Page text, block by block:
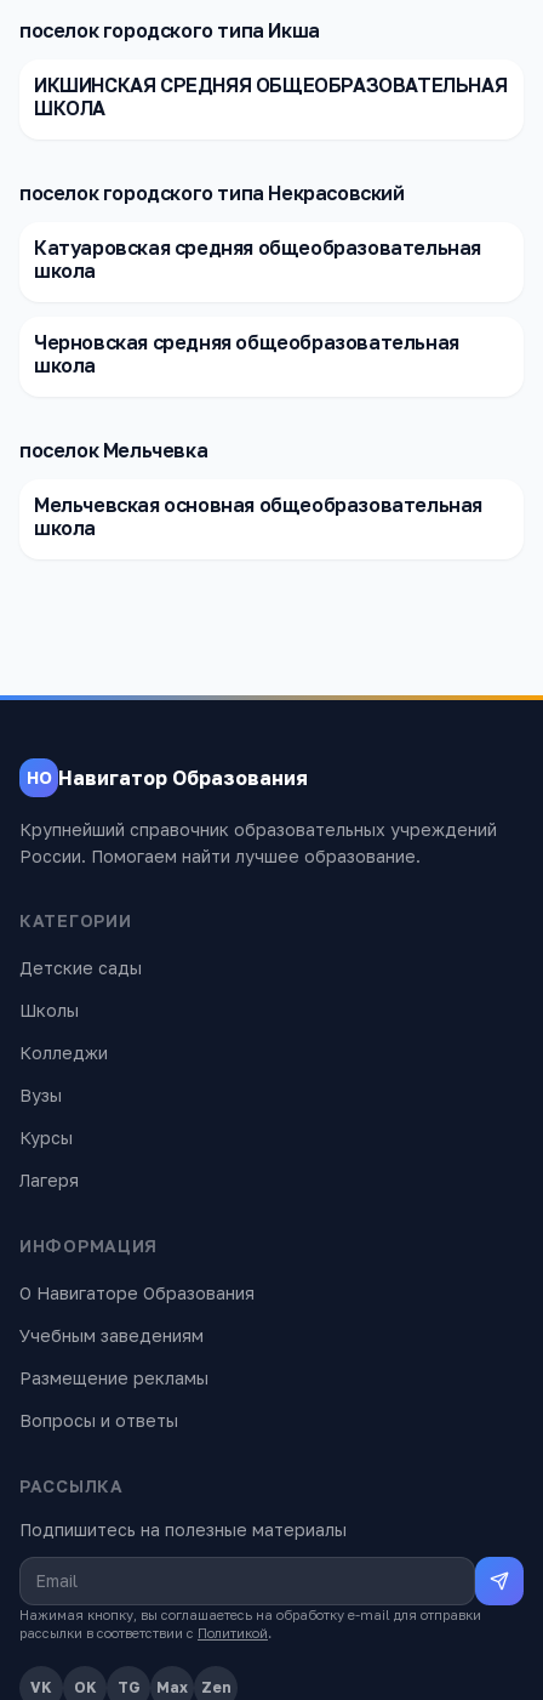
поселок городского типа Икша
ИКШИНСКАЯ СРЕДНЯЯ ОБЩЕОБРАЗОВАТЕЛЬНАЯ
ШКОЛА
поселок городского типа Некрасовский
Катуаровская средняя общеобразовательная
школа
Черновская средняя общеобразовательная
школа
поселок Мельчевка
Мельчевская основная общеобразовательная
школа
НО Навигатор Образования
Крупнейший справочник образовательных учреждений
России. Помогаем найти лучшее образование.
КАТЕГОРИИ
Детские сады
Школы
Колледжи
Вузы
Курсы
Лагеря
ИНФОРМАЦИЯ
О Навигаторе Образования
Учебным заведениям
Размещение рекламы
Вопросы и ответы
РАССЫЛКА
Подпишитесь на полезные материалы
Нажимая кнопку, вы соглашаетесь на обработку e-mail для отправки
рассылки в соответствии с Политикой.
VK OK TG Max Zen